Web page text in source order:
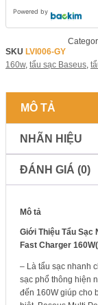
Powered by
SKU LVI006-GY
160w, tẩu sạc Baseus,
MÔ TẢ
NHÃN HIỆU
ĐÁNH GIÁ (0)
Mô tả
Giới Thiệu Tẩu Sạc
Fast Charger
– Là tẩu sạc nhanh
sạc phổ thông hiện
đến 160W giúp cho